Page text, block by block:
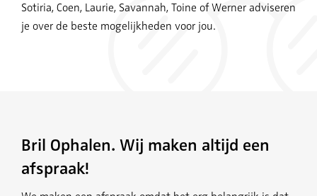
Sotiria, Coen, Laurie, Savannah, Toine of Werner adviseren
je over de beste mogelijkheden voor jou.
Bril Ophalen. Wij maken altijd een
afspraak!